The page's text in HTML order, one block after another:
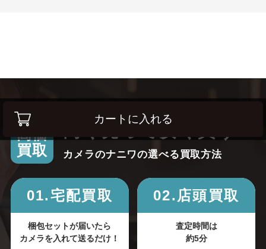
カートに入れる
高価
買取
高く売って安く買う！
カメラのナニワの選べる買取方法
01.宅配買取
梱包セットが届いたら
カメラを入れて送るだけ！
02.店頭買取
査定時間は
約5分